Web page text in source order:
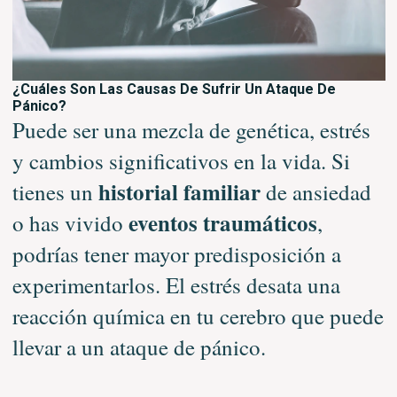
¿Cuáles Son Las Causas De Sufrir Un Ataque De
Pánico?
Puede ser una mezcla de genética, estrés
y cambios significativos en la vida. Si
tienes un historial familiarde ansiedad
o has vivido eventos traumáticos,
podrías tener mayor predisposición a
experimentarlos. El estrés desata una
reacción química en tu cerebro que puede
llevar a un ataque de pánico.